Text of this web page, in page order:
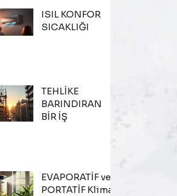
ISIL KONFOR
SICAKLIĞI
TEHLİKE
BARINDIRAN
BİR İŞ
EVAPORATİF ve
PORTATİF Klima